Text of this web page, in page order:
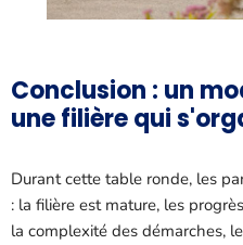
Conclusion : un
une filière qui
Durant cette table ronde, les
: la filière est mature, les
la complexité des démarches,